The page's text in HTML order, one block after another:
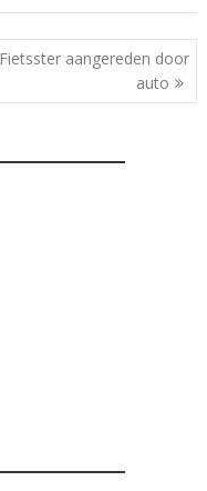
Fietsster aangereden door
auto